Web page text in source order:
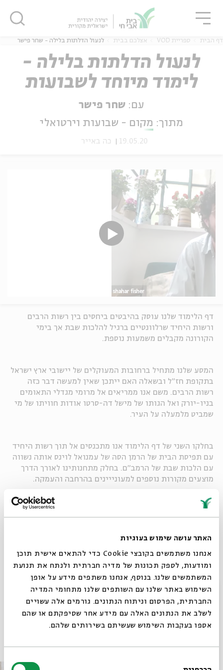
האתר עושה שימוש בעוגיות
אנחנו משתמשים בקובצי Cookie כדי להתאים אישית תוכן
ומודעות, לספק תכונות של מדיה חברתית ולנתח את תנועת
המשתמשים שלנו. בנוסף, אנחנו משתפים מידע על אופן
השימוש באתר שלנו עם השותפים שלנו מתחומי המדיה
החברתית, הפרסום וניתוח הנתונים. גורמים אלה עשויים
לשלב את הנתונים האלה עם מידע אחר שסיפקתם או שהם
אספו בעקבות השימוש שעשיתם בשירותים שלהם.
אנגלית
דף הבית ספריית VOD אצלכם בבית לנעול הדלתות בלילה - שחר פישר
לנעול הדלתות בלילה -
לימוד מיוחד לשבועות
2020עם: שחר פישר
מתוך: מקום - שבועות וירטואלי
19.05.20 כה באייר
דף הלימוד שלנו עוסק בהיבטים ביחסים בין רשות הרבים
ורשות היחיד שרלוונטיים ברגיל להלכות שבת אך בימי
הקורונה מקבלים משמעות נוספת.
המסע שלנו מתחיל ברחובות המעוקלים של יישובי ארץ ישראל
בתקופת חז"ל ובשאלה האם ייתכן שאין למעשה דבר כזה
רשות הרבים. משם אנו ממריאים אל מרומי מגדלי התאומים
בניו-יורק ואל הגותו של מישל דה-סרטו אודות חוויתו של מי
שמביט מלמעלה על העיר.
בחלקו השני של דף הלימוד אנו מתכנסים אל תוך רשות היחיד
עם תפיסת הבית של הרמן הסה של עמנואל לוינס אותה נשווה
עם הלכות שבת של הרמב"ם. בחלק מתחנותינו לאורך הדרך
מוצעים מקורות נוספים למעונייינים בהרחבה והעמקה.
שחר פישר הוא דוקטורנט לפילוסופיה באוניברסיטת תל אביב
שיתוף
תגיות: מעגל השנה
סגור
סגור